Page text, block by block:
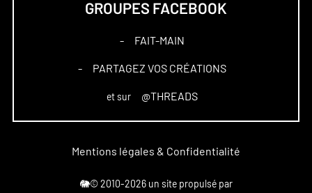
GROUPES FACEBOOK
– FAIT-MAIN
– PARTAGEZ VOS CRÉATIONS
et sur @THREADS
Mentions légales & Confidentialité
🐘© 2010-2026 un site propulsé par